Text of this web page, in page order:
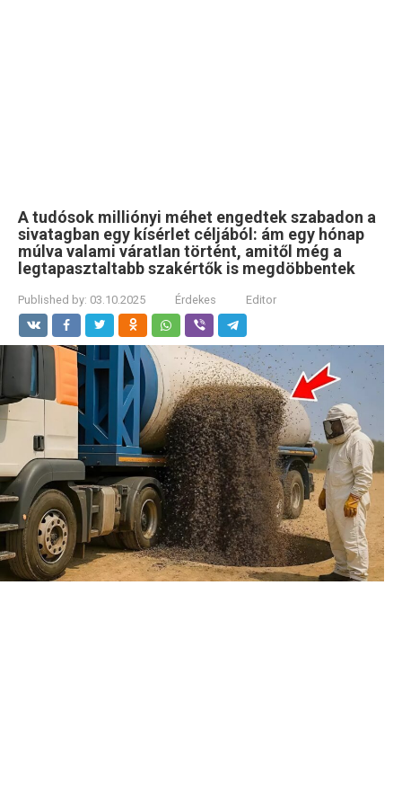
A tudósok milliónyi méhet engedtek szabadon a
sivatagban egy kísérlet céljából: ám egy hónap
múlva valami váratlan történt, amitől még a
legtapasztaltabb szakértők is megdöbbentek
Published by: 03.10.2025 Érdekes Editor